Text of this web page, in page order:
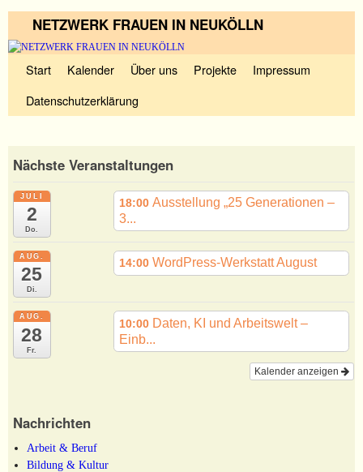
NETZWERK FRAUEN IN NEUKÖLLN
Zum sekundären Inhalt wechseln
Start Kalender Über uns Projekte
Impressum
Datenschutzerklärung
Nächste Veranstaltungen
JULI
2
Do.
18:00 Ausstellung „25 Generationen –
3...
AUG.
25
Di.
14:00 WordPress-Werkstatt August
AUG.
28
Fr.
10:00 Daten, KI und Arbeitswelt –
Einb...
Kalender anzeigen
Nachrichten
Arbeit & Beruf
Bildung & Kultur